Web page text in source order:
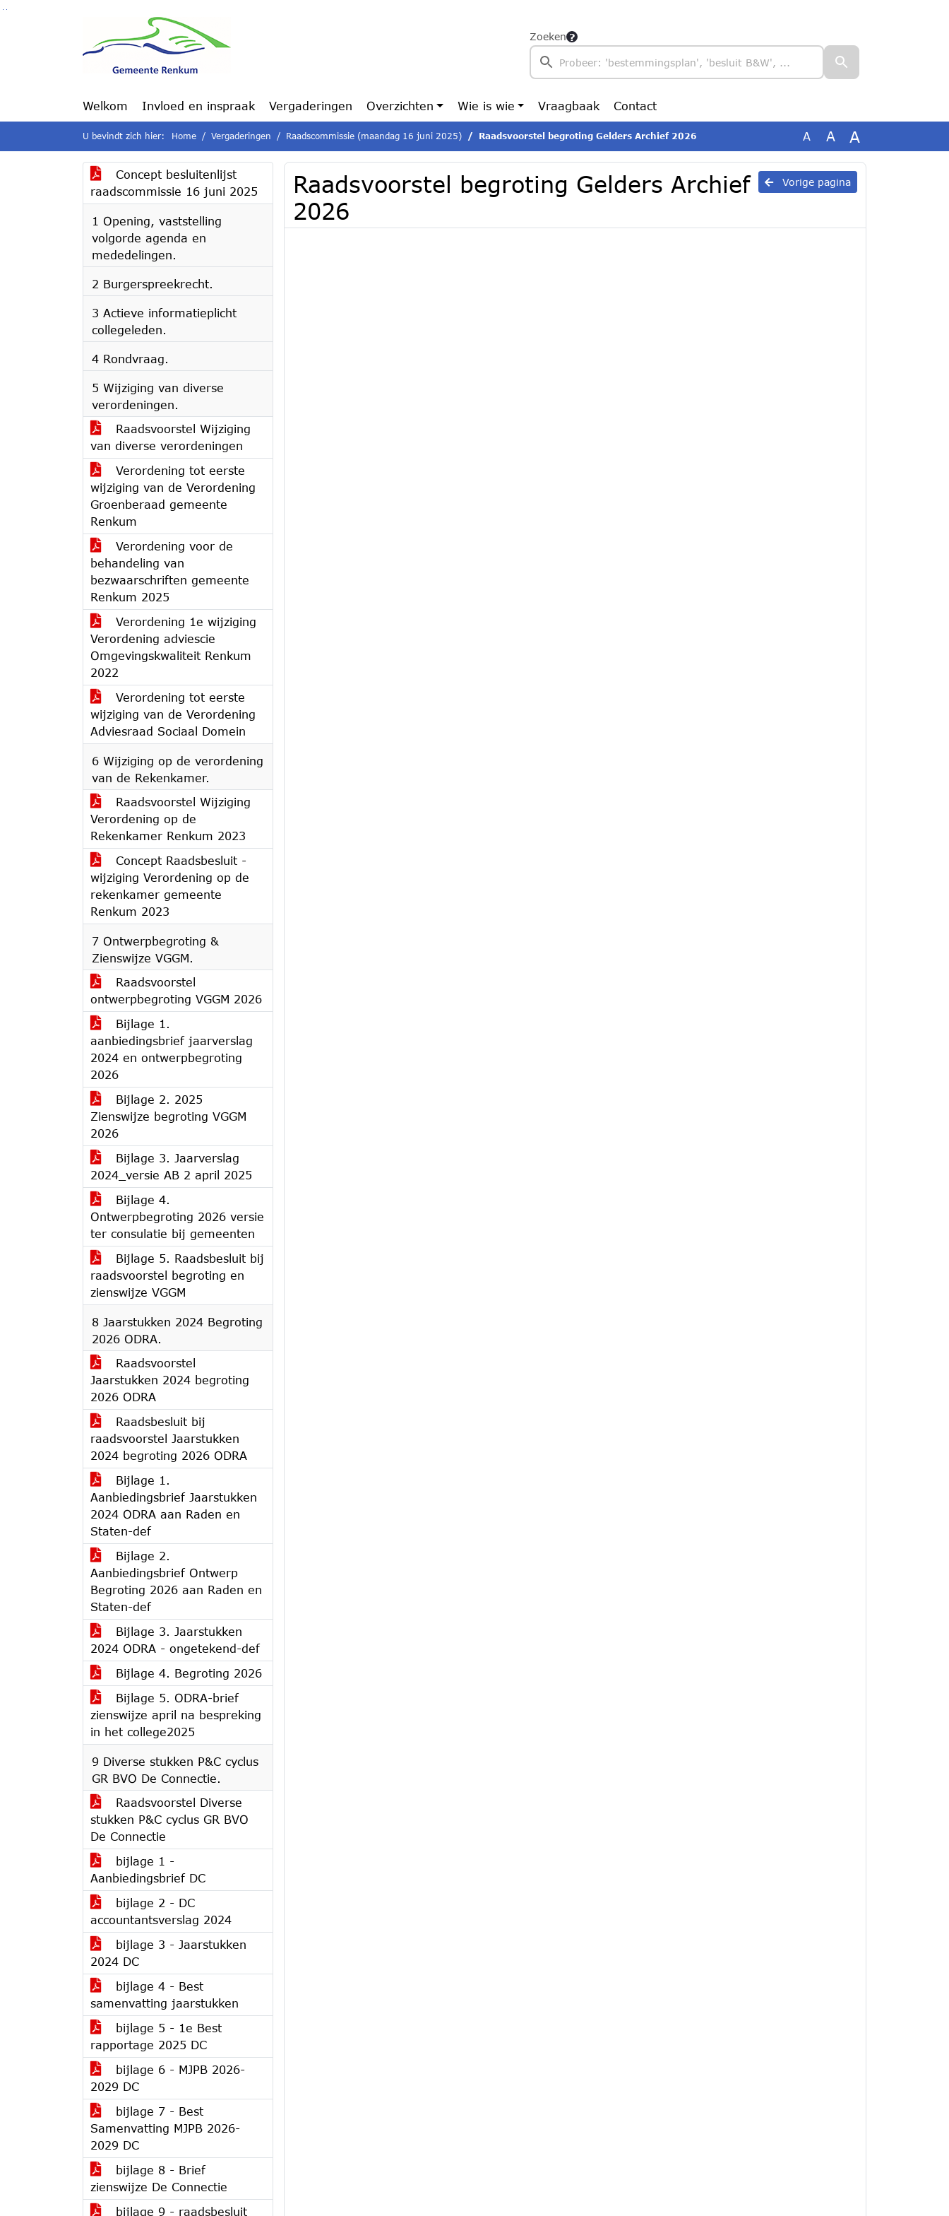
Ga naar de inhoud van deze pagina
Zoeken
Welkom Invloed en inspraak Vergaderingen Overzichten Wie is wie Vraagbaak Contact
U bevindt zich hier: Home Vergaderingen Raadscommissie (maandag 16 juni 2025) Raadsvoorstel begroting Gelders Archief 2026 A A A
Concept besluitenlijst
raadscommissie 16 juni 2025
1 Opening, vaststelling
volgorde agenda en
mededelingen.
2 Burgerspreekrecht.
3 Actieve informatieplicht
collegeleden.
4 Rondvraag.
5 Wijziging van diverse
verordeningen.
Raadsvoorstel Wijziging
van diverse verordeningen
Verordening tot eerste
wijziging van de Verordening
Groenberaad gemeente
Renkum
Verordening voor de
behandeling van
bezwaarschriften gemeente
Renkum 2025
Verordening 1e wijziging
Verordening adviescie
Omgevingskwaliteit Renkum
2022
Verordening tot eerste
wijziging van de Verordening
Adviesraad Sociaal Domein
6 Wijziging op de verordening
van de Rekenkamer.
Raadsvoorstel Wijziging
Verordening op de
Rekenkamer Renkum 2023
Concept Raadsbesluit -
wijziging Verordening op de
rekenkamer gemeente
Renkum 2023
7 Ontwerpbegroting &
Zienswijze VGGM.
Raadsvoorstel
ontwerpbegroting VGGM 2026
Bijlage 1.
aanbiedingsbrief jaarverslag
2024 en ontwerpbegroting
2026
Bijlage 2. 2025
Zienswijze begroting VGGM
2026
Bijlage 3. Jaarverslag
2024_versie AB 2 april 2025
Bijlage 4.
Ontwerpbegroting 2026 versie
ter consulatie bij gemeenten
Bijlage 5. Raadsbesluit bij
raadsvoorstel begroting en
zienswijze VGGM
8 Jaarstukken 2024 Begroting
2026 ODRA.
Raadsvoorstel
Jaarstukken 2024 begroting
2026 ODRA
Raadsbesluit bij
raadsvoorstel Jaarstukken
2024 begroting 2026 ODRA
Bijlage 1.
Aanbiedingsbrief Jaarstukken
2024 ODRA aan Raden en
Staten-def
Bijlage 2.
Aanbiedingsbrief Ontwerp
Begroting 2026 aan Raden en
Staten-def
Bijlage 3. Jaarstukken
2024 ODRA - ongetekend-def
Bijlage 4. Begroting 2026
Bijlage 5. ODRA-brief
zienswijze april na bespreking
in het college2025
9 Diverse stukken P&C cyclus
GR BVO De Connectie.
Raadsvoorstel Diverse
stukken P&C cyclus GR BVO
De Connectie
bijlage 1 -
Aanbiedingsbrief DC
bijlage 2 - DC
accountantsverslag 2024
bijlage 3 - Jaarstukken
2024 DC
bijlage 4 - Best
samenvatting jaarstukken
bijlage 5 - 1e Best
rapportage 2025 DC
bijlage 6 - MJPB 2026-
2029 DC
bijlage 7 - Best
Samenvatting MJPB 2026-
2029 DC
bijlage 8 - Brief
zienswijze De Connectie
bijlage 9 - raadsbesluit
Vorige pagina
Raadsvoorstel begroting Gelders Archief
2026